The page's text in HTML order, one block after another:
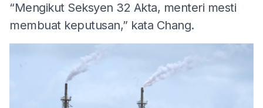
“Mengikut Seksyen 32 Akta, menteri mesti
membuat keputusan,” kata Chang.